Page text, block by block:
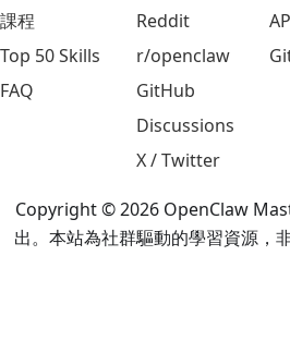
課程
Top 50 Skills
FAQ
Reddit
r/openclaw
GitHub
Discussions
X / Twitter
Copyright © 2026 OpenClaw
出。本站為社群驅動的學習資源，